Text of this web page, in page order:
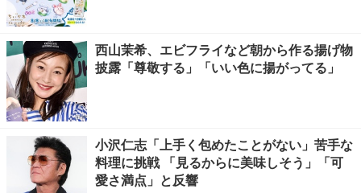
西山茉希、エビフライなど朝から作る揚げ物
披露「尊敬する」「いい色に揚がってる」
小沢仁志「上手く包めたことがない」苦手な
料理に挑戦 「見るからに美味しそう」「可
愛さ満点」と反響